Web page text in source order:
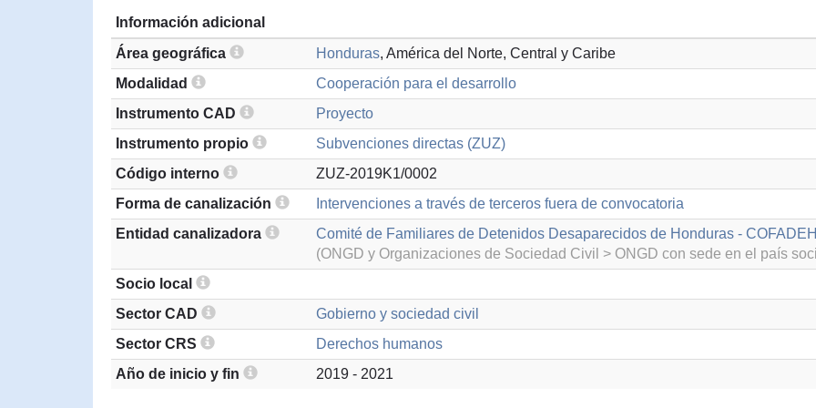
Información adicional
Área geográfica
Honduras, América del Norte, Central y Caribe
Modalidad
Cooperación para el desarrollo
Instrumento CAD
Proyecto
Instrumento propio
Subvenciones directas (ZUZ)
Código interno
ZUZ-2019K1/0002
Forma de canalización
Intervenciones a través de terceros fuera de convocatoria
Entidad canalizadora
Comité de Familiares de Detenidos Desaparecidos de Honduras - COFADEH
(ONGD y Organizaciones de Sociedad Civil > ONGD con sede en el país
Socio local
Sector CAD
Gobierno y sociedad civil
Sector CRS
Derechos humanos
Año de inicio y fin
2019 - 2021